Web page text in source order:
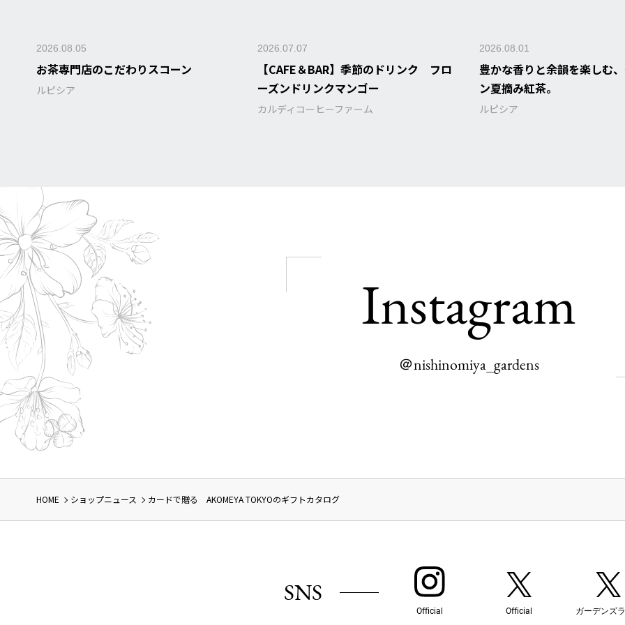
2026.08.05
お茶専門店のこだわりスコーン
ルピシア
2026.07.07
【CAFE＆BAR】季節のドリンク フロ
ーズンドリンクマンゴー
カルディコーヒーファーム
2026.08.01
豊かな香りと余韻を楽しむ
ン夏摘み紅茶。
ルピシア
Instagram
＠nishinomiya_gardens
HOME ショップニュース カードで贈る AKOMEYA TOKYOのギフトカタログ
SNS
Official Official ガーデンズ